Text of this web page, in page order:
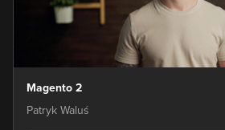
Magento 2
Patryk Waluś